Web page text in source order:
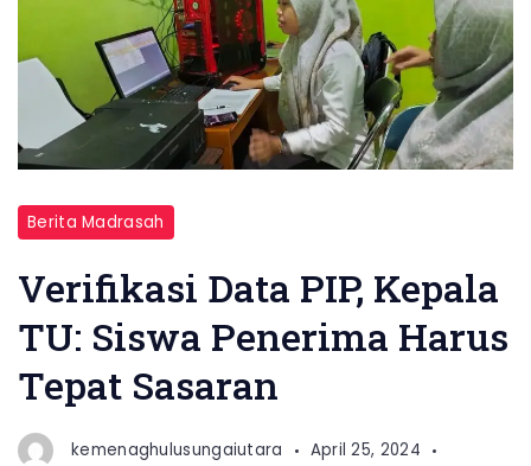
Berita Madrasah
Verifikasi Data PIP, Kepala
TU: Siswa Penerima Harus
Tepat Sasaran
kemenaghulusungaiutara
April 25, 2024